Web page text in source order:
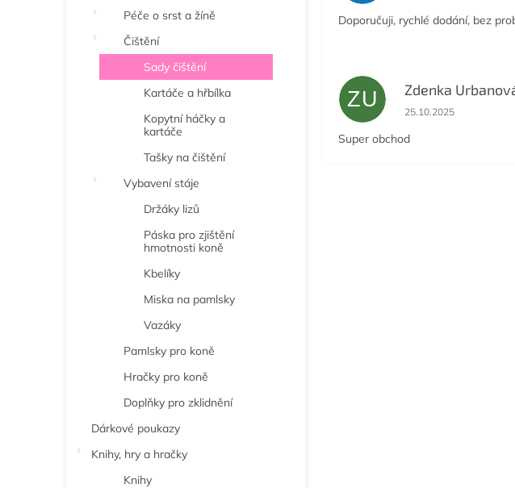
Péče o srst a žíně
Čištění
Sady čištění
Kartáče a hřbílka
Kopytní háčky a
kartáče
Tašky na čištění
Vybavení stáje
Držáky lizů
Páska pro zjištění
hmotnosti koně
Kbelíky
Miska na pamlsky
Vazáky
Pamlsky pro koně
Hračky pro koně
Doplňky pro zklidnění
Dárkové poukazy
Knihy, hry a hračky
Knihy
Doporučuji, rychlé dodání, bez
ZU Zdenka
Hodnocení obchodu
25.10.2025
Super obchod